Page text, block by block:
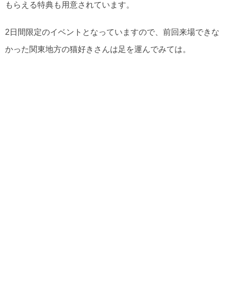
もらえる特典も用意されています。
2日間限定のイベントとなっていますので、前回来場できな
かった関東地方の猫好きさんは足を運んでみては。